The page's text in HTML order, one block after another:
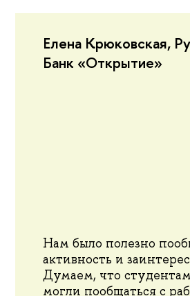
Елена Крюковская,
Банк «Открытие»
Нам было полезно
активность и
Думаем, что
могли пообщаться с